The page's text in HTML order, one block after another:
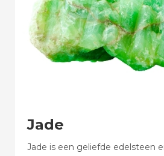
Jade
Jade is een geliefde edelsteen